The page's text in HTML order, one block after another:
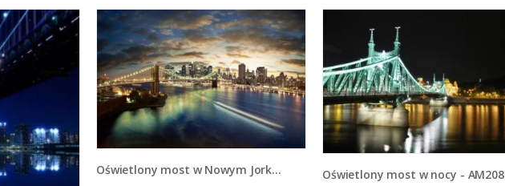
Oświetlony most w Nowym Jorku - AM066 Oświetlony most w nocy - AM208